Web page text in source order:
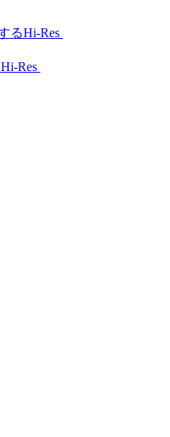
Hi-Res
Hi-Res